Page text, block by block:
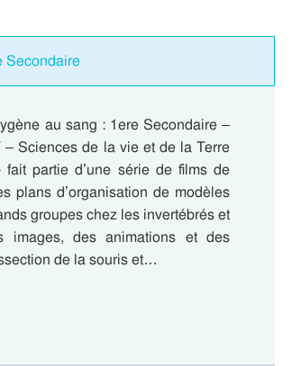
Secondaire
au sang : 1ere Secondaire –
Sciences de la vie et de la Terre
partie d’une série de films de
plans d’organisation de modèles
groupes chez les invertébrés et
images, des animations et des
de la souris et…